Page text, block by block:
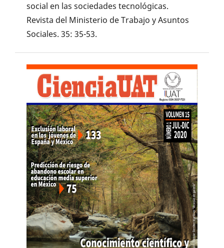
social en las sociedades tecnológicas.
Revista del Ministerio de Trabajo y Asuntos
Sociales. 35: 35-53.